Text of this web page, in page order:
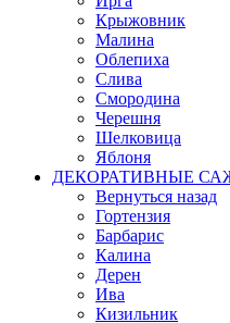
Крыжовник
Малина
Облепиха
Слива
Смородина
Черешня
Шелковица
Яблоня
ДЕКОРАТИВНЫЕ
Вернуться назад
Гортензия
Барбарис
Калина
Дерен
Ива
Кизильник